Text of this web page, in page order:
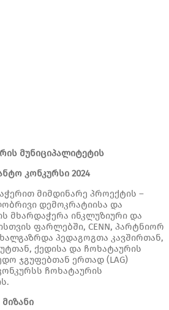
მუნიციპალიტეტის
კონკურსი 2024
მიმდინარე პროექტის –
დემოკრატიისა და
მხარდაჭერა ინკლუზიური და
ფარლებში, CENN, პარტნიორ
პედაგოგთა კავშირთან,
ქედისა და ჩოხატაურის
ჯგუფებთან ერთად (LAG)
ჩოხატაურის
მიზანი